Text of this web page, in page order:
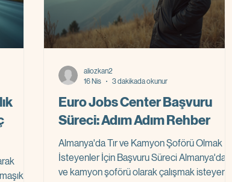
ve
Euro Jobs Center Başvuru
Süreci: Adım Adım Rehber
Almanya'da Tır ve Kamyon Şoförü Olmak
İsteyenler İçin Başvuru Süreci Almanya'da tır
ve kamyon şoförü olarak çalışmak isteyenler
aliozkan2
16 Nis
3 dakikada okunur